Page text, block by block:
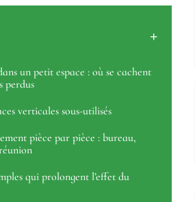
un petit espace : où se cachent
perdus
verticales sous-utilisés
pièce par pièce : bureau,
qui prolongent l’effet du